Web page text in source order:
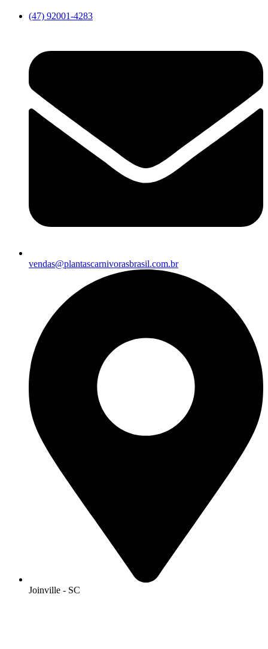
(47) 92001-4283
vendas@plantascarnivorasbrasil.com.br
Joinville - SC